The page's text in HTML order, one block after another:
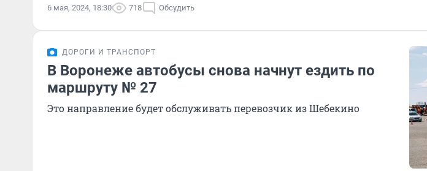
6 мая, 2024, 18:30 718 Обсудить
ДОРОГИ И ТРАНСПОРТ
В Воронеже автобусы снова начнут ездить по
маршруту № 27
Это направление будет обслуживать перевозчик из Шебекино